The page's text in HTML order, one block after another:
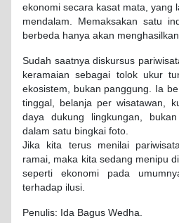
ekonomi secara kasat mata, yang
mendalam. Memaksakan satu
berbeda hanya akan
Sudah saatnya diskursus
keramaian sebagai tolok ukur
ekosistem, bukan panggung. Ia
tinggal, belanja per wisatawan,
daya dukung lingkungan,
dalam satu bingkai foto.
Jika kita terus menilai
ramai, maka kita sedang menipu
seperti ekonomi pada
terhadap ilusi.
Penulis: Ida Bagus Wedha.